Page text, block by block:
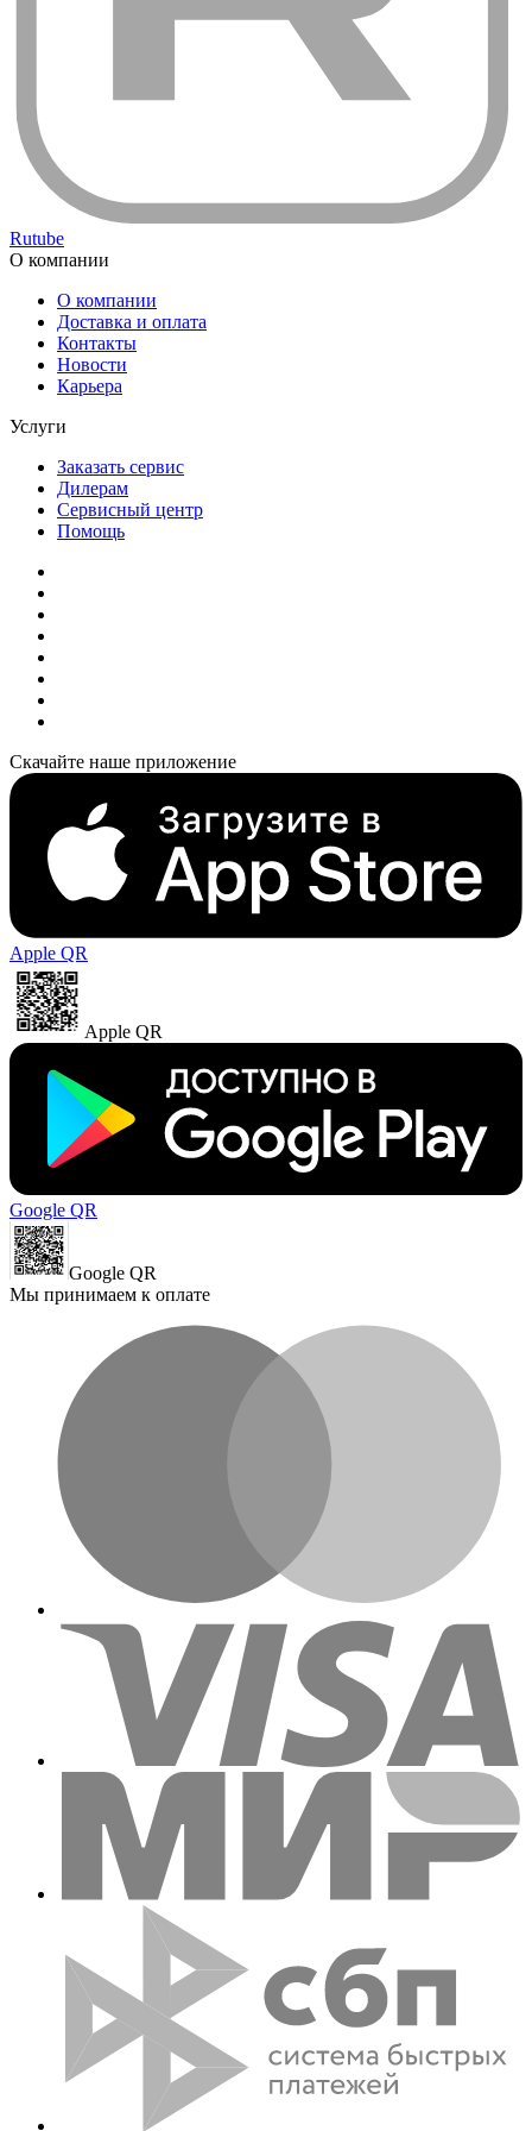
Rutube
О компании
О компании
Доставка и оплата
Контакты
Новости
Карьера
Услуги
Заказать сервис
Дилерам
Сервисный центр
Помощь
Скачайте наше приложение
Apple QR
Apple QR
Google QR
Google QR
Мы принимаем к оплате